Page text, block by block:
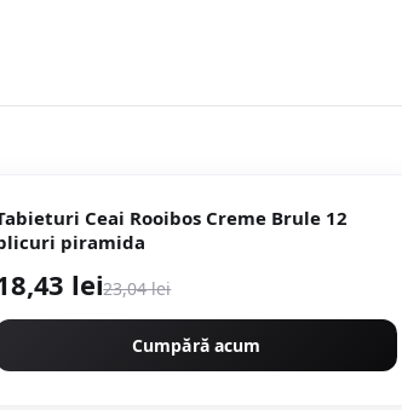
Ceai Rooibos Creme Brule 12
piramida
lei23,04 lei
Cumpără acum